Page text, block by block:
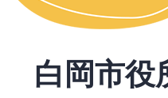
白岡市役